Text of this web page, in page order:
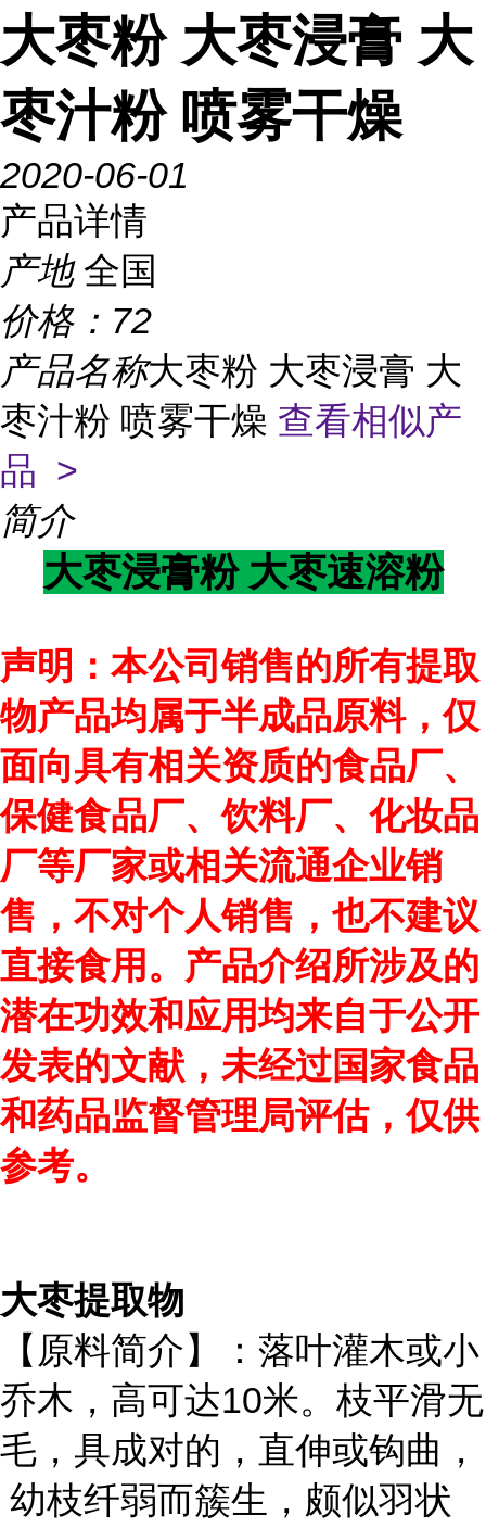
大枣粉 大枣浸膏 大
枣汁粉 喷雾干燥
2020-06-01
产品详情
产地 全国
价格： 72
产品名称大枣粉 大枣浸膏 大
枣汁粉 喷雾干燥 查看相似产
品 >
简介
大枣浸膏粉 大枣速溶粉
声明：本公司销售的所有提取
物产品均属于半成品原料，仅
面向具有相关资质的食品厂、
保健食品厂、饮料厂、化妆品
厂等厂家或相关流通企业销
售，不对个人销售，也不建议
直接食用。产品介绍所涉及的
潜在功效和应用均来自于公开
发表的文献，未经过国家食品
和药品监督管理局评估，仅供
参考。
大枣提取物
【原料简介】：落叶灌木或小
乔木，高可达10米。枝平滑无
毛，具成对的，直伸或钩曲，
幼枝纤弱而簇生，颇似羽状